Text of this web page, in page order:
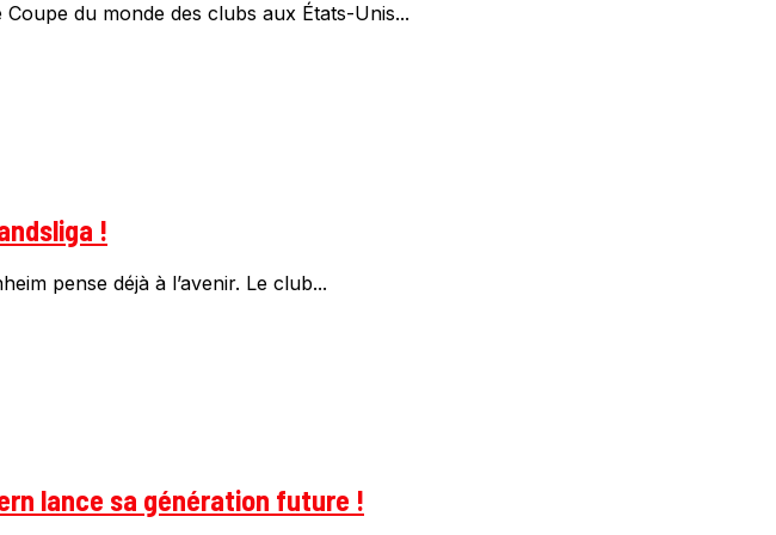
du monde des clubs aux États-Unis...
!
pense déjà à l’avenir. Le club...
lance sa génération future !